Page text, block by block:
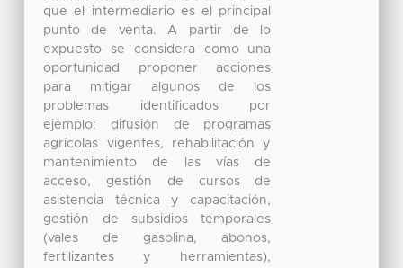
que el intermediario es el principal
punto de venta. A partir de lo
expuesto se considera como una
oportunidad proponer acciones
para mitigar algunos de los
problemas identificados por
ejemplo: difusión de programas
agrícolas vigentes, rehabilitación y
mantenimiento de las vías de
acceso, gestión de cursos de
asistencia técnica y capacitación,
gestión de subsidios temporales
(vales de gasolina, abonos,
fertilizantes y herramientas),